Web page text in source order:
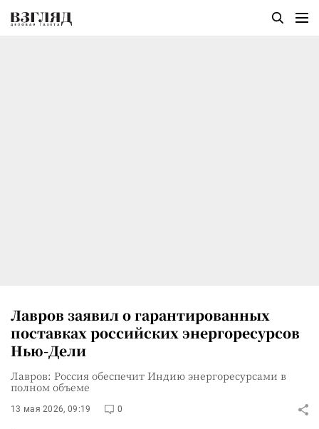
Лавров заявил о гарантированных
поставках российских энергоресурсов
Нью-Дели
Лавров: Россия обеспечит Индию энергоресурсами в
полном объеме
13 мая 2026, 09:19 0